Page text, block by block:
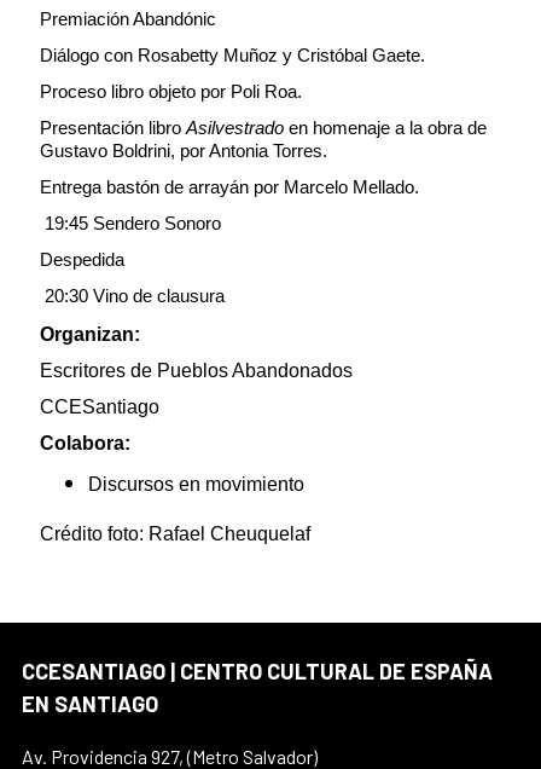
Premiación Abandónic
Diálogo con Rosabetty Muñoz y Cristóbal Gaete.
Proceso libro objeto por Poli Roa.
Presentación libro Asilvestrado en homenaje a la obra de
Gustavo Boldrini, por Antonia Torres.
Entrega bastón de arrayán por Marcelo Mellado.
19:45 Sendero Sonoro
Despedida
20:30 Vino de clausura
Organizan:
Escritores de Pueblos Abandonados
CCESantiago
Colabora:
Discursos en movimiento
Crédito foto: Rafael Cheuquelaf
CCESANTIAGO | CENTRO CULTURAL DE ESPAÑA
EN SANTIAGO
Av. Providencia 927, (Metro Salvador)